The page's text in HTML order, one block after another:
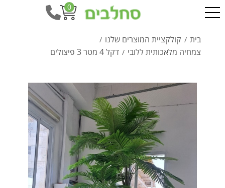
0
בית / קולקציית המוצרים שלנו /
צמחיה מלאכותית ללובי / דקל 4 מטר 3 פיצולים